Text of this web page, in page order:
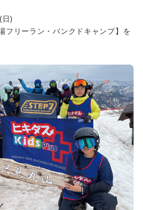
日)
フリーラン・バンクドキャンプ】を